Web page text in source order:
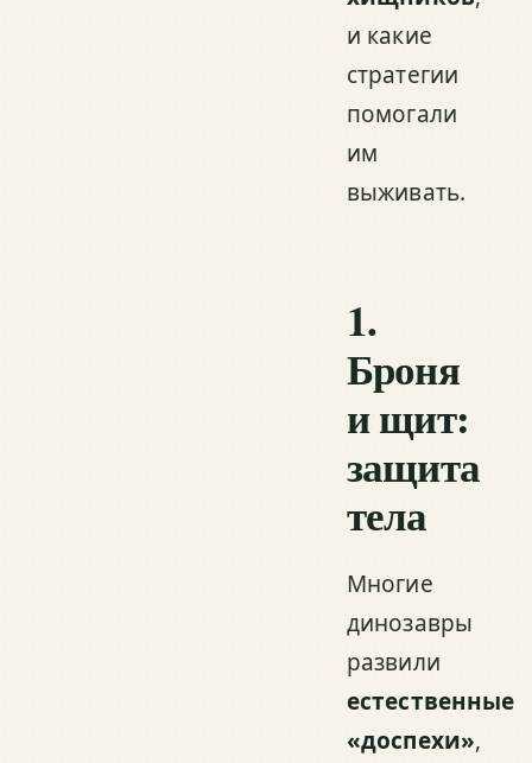
и какие
стратегии
помогали
им
выживать.
1.
Броня
и щит:
защита
тела
Многие
динозавры
развили
естественные
«доспехи»,